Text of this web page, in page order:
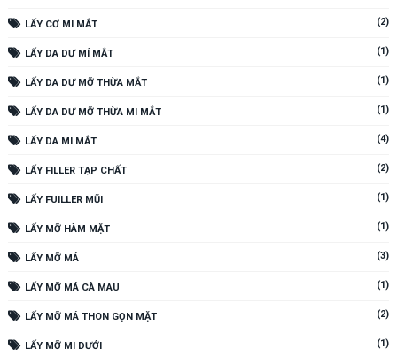
LẤY CƠ MI MẮT (2)
LẤY DA DƯ MÍ MẮT (1)
LẤY DA DƯ MỠ THỪA MẮT (1)
LẤY DA DƯ MỠ THỪA MI MẮT (1)
LẤY DA MI MẮT (4)
LẤY FILLER TẠP CHẤT (2)
LẤY FUILLER MŨI (1)
LẤY MỠ HÀM MẶT (1)
LẤY MỠ MÁ (3)
LẤY MỠ MÁ CÀ MAU (1)
LẤY MỠ MÁ THON GỌN MẶT (2)
LẤY MỠ MI DƯỚI (1)